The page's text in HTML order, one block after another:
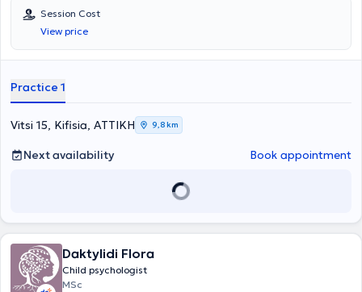
Nottingham, UK. She has specialized in the systemic approach,
following extensive training at AKMA (Athens Center for the Study of
Man). The Psychologist has participated in European conferences
and has many years of experience in psychotherapy for adolescents
Session Cost
View price
Practice 1
Vitsi 15, Kifisia, ΑΤΤΙΚΗ 9,8 km
Next availability Book appointment
Daktylidi Flora
Child psychologist
MSc